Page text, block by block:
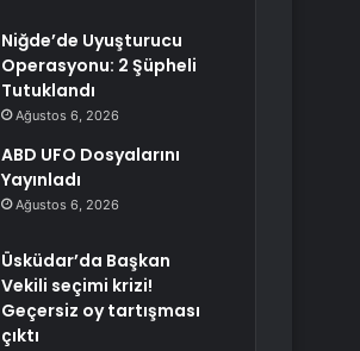
Niğde’de Uyuşturucu
Operasyonu: 2 Şüpheli
Tutuklandı
Ağustos 6, 2026
ABD UFO Dosyalarını
Yayınladı
Ağustos 6, 2026
Üsküdar’da Başkan
Vekili seçimi krizi!
Geçersiz oy tartışması
çıktı